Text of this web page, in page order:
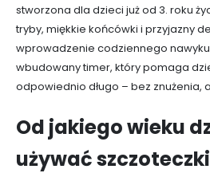
stworzona dla dzieci już od 3. roku
tryby, miękkie końcówki i przyjazny
wprowadzenie codziennego
wbudowany timer, który pomaga
odpowiednio długo – bez znużenia,
Od jakiego wieku
używać